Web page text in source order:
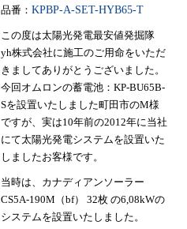
品番： KPBP-A-SET-HYB65-T
この度は太陽光発電最安値発掘隊
yh株式会社に施工のご用命をいただ
きましてありがとうございました。
今回オムロンの蓄電池：KP-BU65B-
Sを設置いたしました町田市のM様
ですが、実は10年前の2012年に当社
にて太陽光発電システムを設置いた
しましたお客様です。
当時は、カナディアンソーラー
CS5A-190M（bf） 32枚 の6,08kWの
システムを設置いたしました。